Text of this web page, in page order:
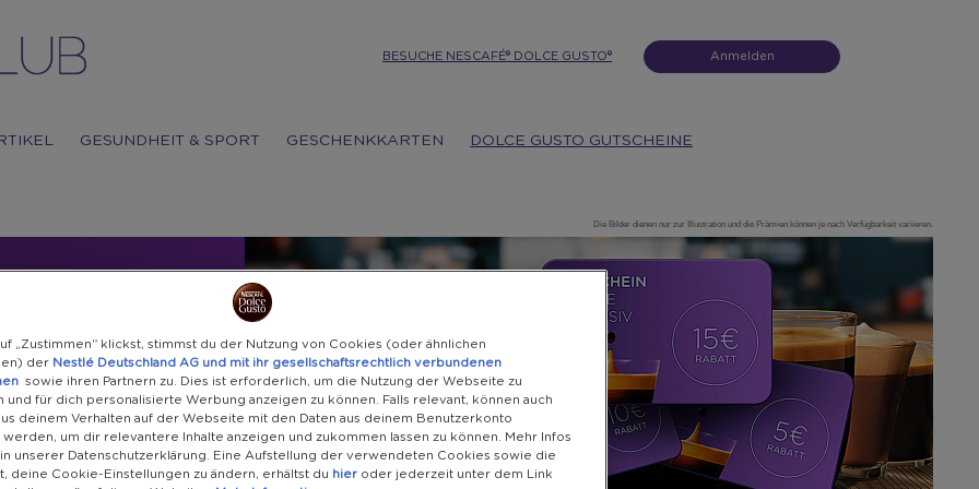
BESUCHE NESCAFÉ® DOLCE GUSTO® Anmelden
GESUNDHEIT & SPORT GESCHENKKARTEN DOLCE GUSTO GUTSCHEINE
Die Bilder dienen nur zur Illustration und die Prämien können je nach Verfügbarkeit variieren.
oder Accessoires
„Zustimmen“ klickst, stimmst du der Nutzung von Cookies (oder ähnlichen
der Nestlé Deutschland AG und mit ihr gesellschaftsrechtlich verbundenen
sowie ihren Partnern zu. Dies ist erforderlich, um die Nutzung der Webseite zu
und für dich personalisierte Werbung anzeigen zu können. Falls relevant, können auch
deinem Verhalten auf der Webseite mit den Daten aus deinem Benutzerkonto
um dir relevantere Inhalte anzeigen und zukommen lassen zu können. Mehr Infos
unserer Datenschutzerklärung. Eine Aufstellung der verwendeten Cookies sowie die
deine Cookie-Einstellungen zu ändern, erhältst du hier oder jederzeit unter dem Link